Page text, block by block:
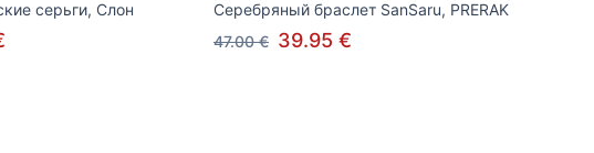
серьги, Слон
Серебряный браслет SanSaru, PRERAK
47.00 € 39.95 €